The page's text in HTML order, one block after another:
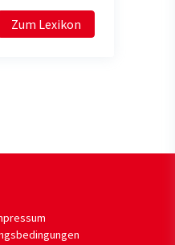
Zum Lexikon